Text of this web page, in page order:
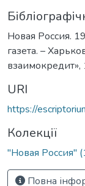
Новая Россия.
газета. –
взаимокредит»,
URI
https://
Колекції
"Новая Россия"
Повна